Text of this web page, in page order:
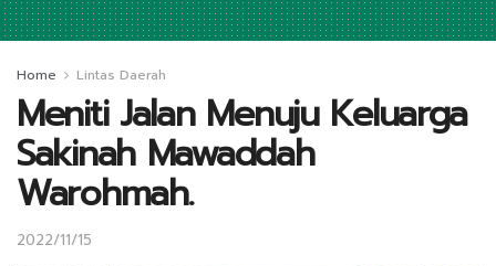
Home Lintas Daerah
Meniti Jalan Menuju Keluarga
Sakinah Mawaddah
Warohmah.
2022/11/15